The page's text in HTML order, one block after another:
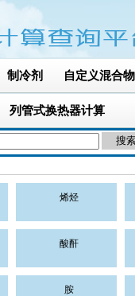
制冷剂 自定义混合物
列管式换热器计算
烯烃
酸酐
胺